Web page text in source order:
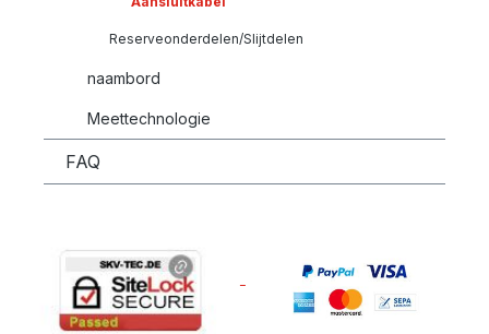
Reserveonderdelen/Slijtdelen
naambord
Meettechnologie
FAQ